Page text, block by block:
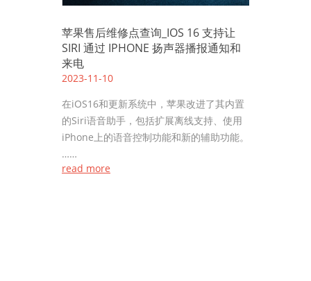
苹果售后维修点查询_IOS 16 支持让
SIRI 通过 IPHONE 扬声器播报通知和
来电
2023-11-10
在iOS16和更新系统中，苹果改进了其内置
的Siri语音助手，包括扩展离线支持、使用
iPhone上的语音控制功能和新的辅助功能。
……
read more